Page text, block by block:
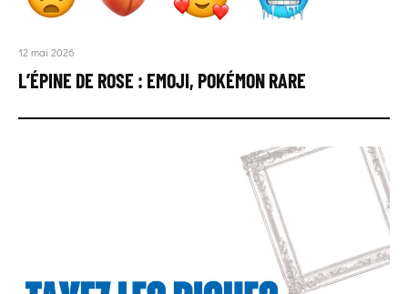
12 mai 2026
L’ÉPINE DE ROSE : EMOJI, POKÉMON RARE